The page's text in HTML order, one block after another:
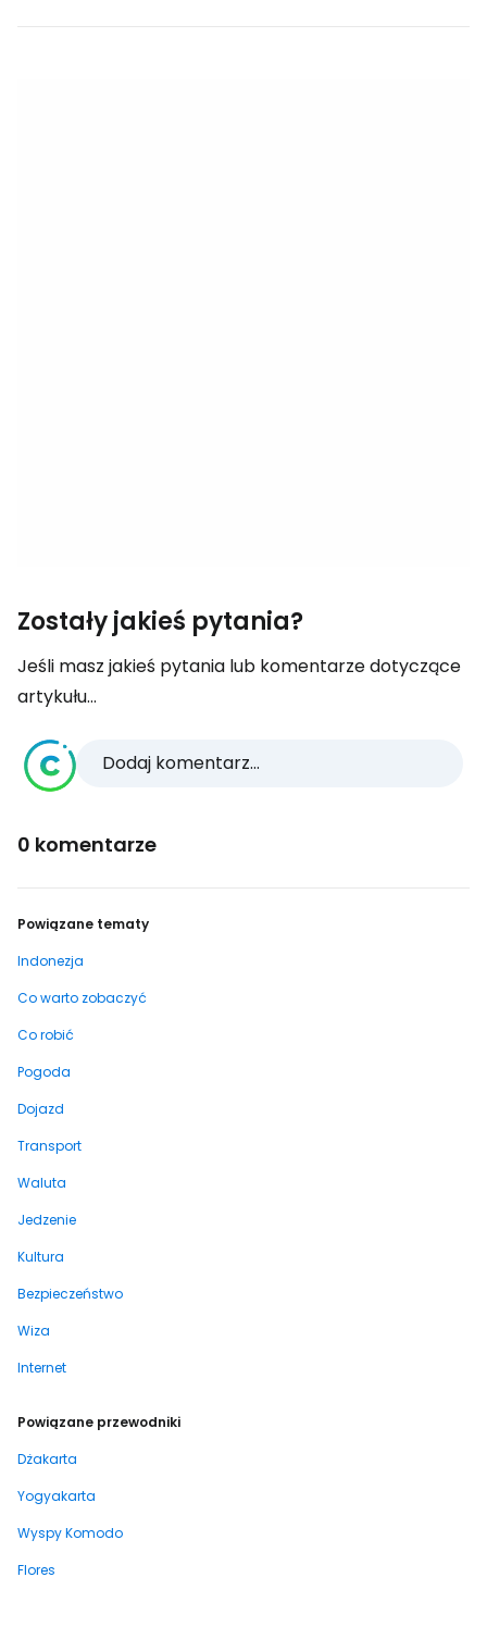
Zostały jakieś pytania?
Jeśli masz jakieś pytania lub komentarze dotyczące
artykułu...
Dodaj komentarz...
0 komentarze
Powiązane tematy
Indonezja
Co warto zobaczyć
Co robić
Pogoda
Dojazd
Transport
Waluta
Jedzenie
Kultura
Bezpieczeństwo
Wiza
Internet
Powiązane przewodniki
Dżakarta
Yogyakarta
Wyspy Komodo
Flores